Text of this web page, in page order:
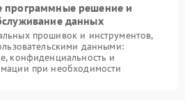
программные решение и
данных
прошивок и инструментов,
данными:
конфиденциальность и
при необходимости